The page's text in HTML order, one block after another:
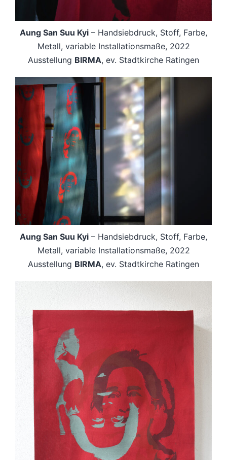
Aung San Suu Kyi – Handsiebdruck, Stoff, Farbe,
Metall, variable Installationsmaße, 2022
Ausstellung BIRMA, ev. Stadtkirche Ratingen
Aung San Suu Kyi – Handsiebdruck, Stoff, Farbe,
Metall, variable Installationsmaße, 2022
Ausstellung BIRMA, ev. Stadtkirche Ratingen